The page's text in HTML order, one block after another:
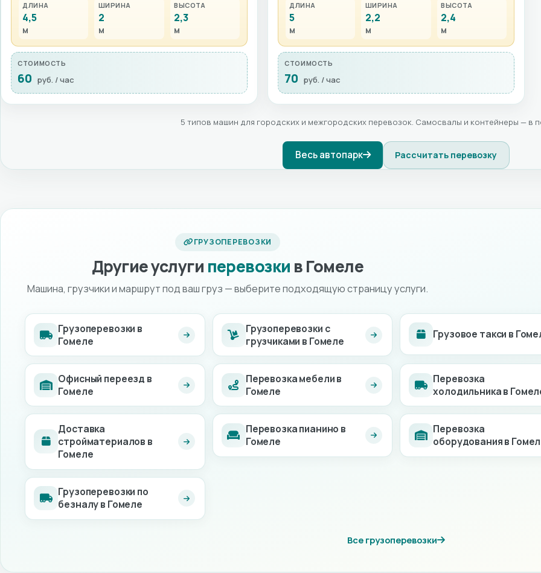
ДЛИНА
4,5
м
ШИРИНА
2
м
ВЫСОТА
2,3
м
СТОИМОСТЬ
60 руб. / час
ДЛИНА
5
м
ШИРИНА
2,2
м
ВЫСОТА
2,4
м
СТОИМОСТЬ
70 руб. / час
5 типов машин для городских и межгородских перевозок. Самосвалы и контейнеры — в
Весь автопарк Рассчитать перевозку
ГРУЗОПЕРЕВОЗКИ
Другие услуги перевозки в Гомеле
Машина, грузчики и маршрут под ваш груз — выберите подходящую страницу услуги.
Грузоперевозки в
Гомеле
Грузоперевозки с
грузчиками в Гомеле
Грузовое такси в
Офисный переезд в
Гомеле
Перевозка мебели в
Гомеле
Перевозка
холодильника в
Доставка
стройматериалов в
Гомеле
Перевозка пианино в
Гомеле
Перевозка
оборудования в
Грузоперевозки по
безналу в Гомеле
Все грузоперевозки